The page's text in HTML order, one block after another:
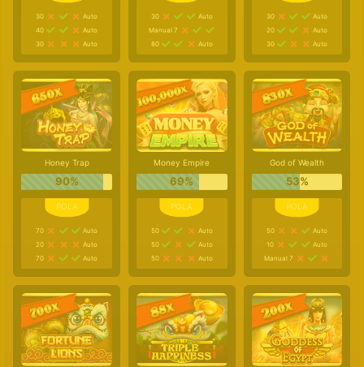
30
Auto
40
Auto
30
Auto
30
Auto
Manual 7
80
Auto
30
Auto
20
Auto
30
Auto
Honey Trap
90%
70
Auto
20
Auto
70
Auto
Money Empire
69%
50
Auto
50
Auto
50
Auto
God of Wealth
53%
50
Auto
10
Auto
Manual 7